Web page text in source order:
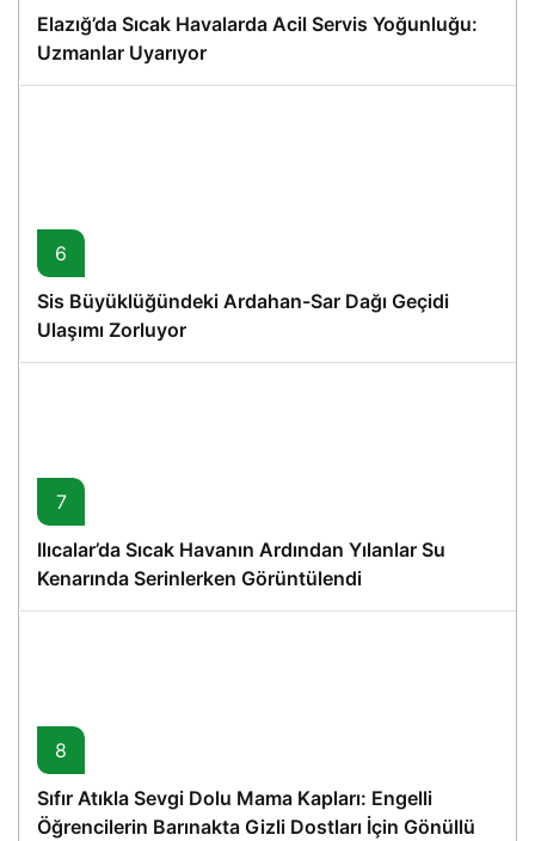
Elazığ’da Sıcak Havalarda Acil Servis Yoğunluğu:
Uzmanlar Uyarıyor
6
Sis Büyüklüğündeki Ardahan-Sar Dağı Geçidi
Ulaşımı Zorluyor
7
Ilıcalar’da Sıcak Havanın Ardından Yılanlar Su
Kenarında Serinlerken Görüntülendi
8
Sıfır Atıkla Sevgi Dolu Mama Kapları: Engelli
Öğrencilerin Barınakta Gizli Dostları İçin Gönüllü